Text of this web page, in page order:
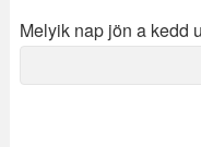
Melyik nap jön a kedd